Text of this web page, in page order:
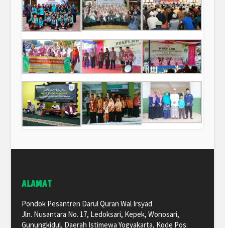
ALAMAT
Pondok Pesantren Darul Quran Wal Irsyad
Jln. Nusantara No. 17, Ledoksari, Kepek, Wonosari,
Gunungkidul, Daerah Istimewa Yogyakarta, Kode Pos: